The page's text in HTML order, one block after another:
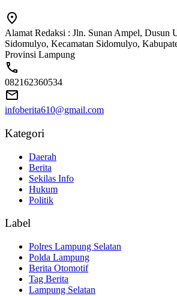
Alamat Redaksi : Jln. Sunan Ampel, Dusun
Sidomulyo, Kecamatan Sidomulyo,
Provinsi Lampung
082162360534
infoberita610@gmail.com
Kategori
Daerah
Berita
Sekilas Info
Hukum
Politik
Label
Polres Lampung Selatan
Polda Lampung
Berita Otomotif
Tag Berita
Lampung Selatan